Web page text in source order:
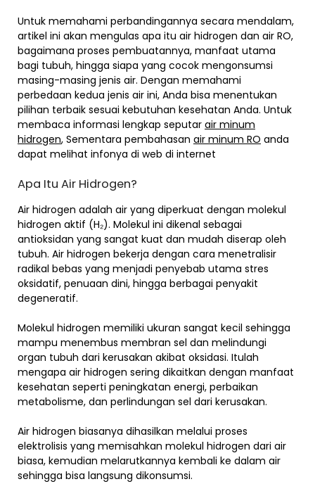
Untuk memahami perbandingannya secara mendalam,
artikel ini akan mengulas apa itu air hidrogen dan air RO,
bagaimana proses pembuatannya, manfaat utama
bagi tubuh, hingga siapa yang cocok mengonsumsi
masing-masing jenis air. Dengan memahami
perbedaan kedua jenis air ini, Anda bisa menentukan
pilihan terbaik sesuai kebutuhan kesehatan Anda. Untuk
membaca informasi lengkap seputar air minum
hidrogen, Sementara pembahasan air minum RO anda
dapat melihat infonya di web di internet
Apa Itu Air Hidrogen?
Air hidrogen adalah air yang diperkuat dengan molekul
hidrogen aktif (H₂). Molekul ini dikenal sebagai
antioksidan yang sangat kuat dan mudah diserap oleh
tubuh. Air hidrogen bekerja dengan cara menetralisir
radikal bebas yang menjadi penyebab utama stres
oksidatif, penuaan dini, hingga berbagai penyakit
degeneratif.
Molekul hidrogen memiliki ukuran sangat kecil sehingga
mampu menembus membran sel dan melindungi
organ tubuh dari kerusakan akibat oksidasi. Itulah
mengapa air hidrogen sering dikaitkan dengan manfaat
kesehatan seperti peningkatan energi, perbaikan
metabolisme, dan perlindungan sel dari kerusakan.
Air hidrogen biasanya dihasilkan melalui proses
elektrolisis yang memisahkan molekul hidrogen dari air
biasa, kemudian melarutkannya kembali ke dalam air
sehingga bisa langsung dikonsumsi.